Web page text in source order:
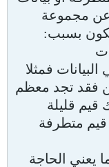
عن مجموعة
تكون بسبب:
فمثلا
فقد تجد معظم
قيم قليلة
قيم متطرفة
يعني الحاجة